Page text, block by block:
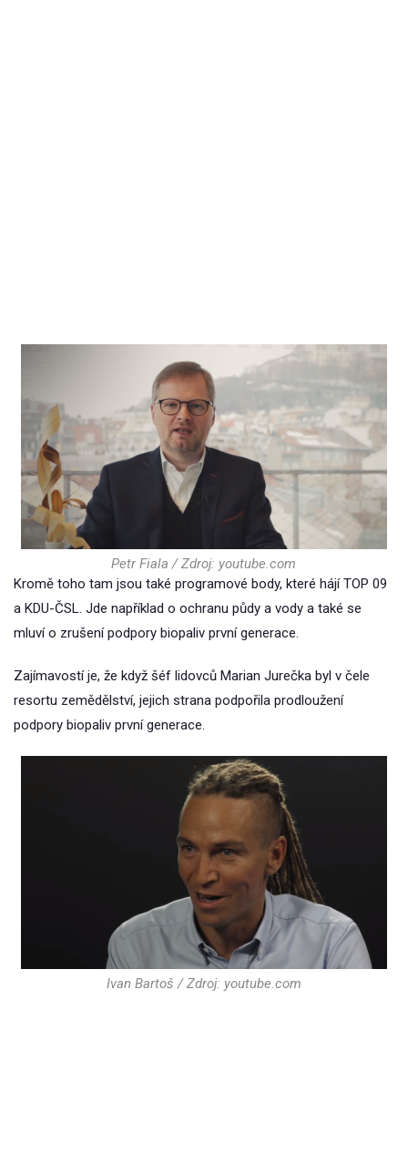
Petr Fiala / Zdroj: youtube.com
Kromě toho tam jsou také programové body, které hájí TOP 09
a KDU-ČSL. Jde například o ochranu půdy a vody a také se
mluví o zrušení podpory biopaliv první generace.
Zajímavostí je, že když šéf lidovců Marian Jurečka byl v čele
resortu zemědělství, jejich strana podpořila prodloužení
podpory biopaliv první generace.
Ivan Bartoš / Zdroj: youtube.com